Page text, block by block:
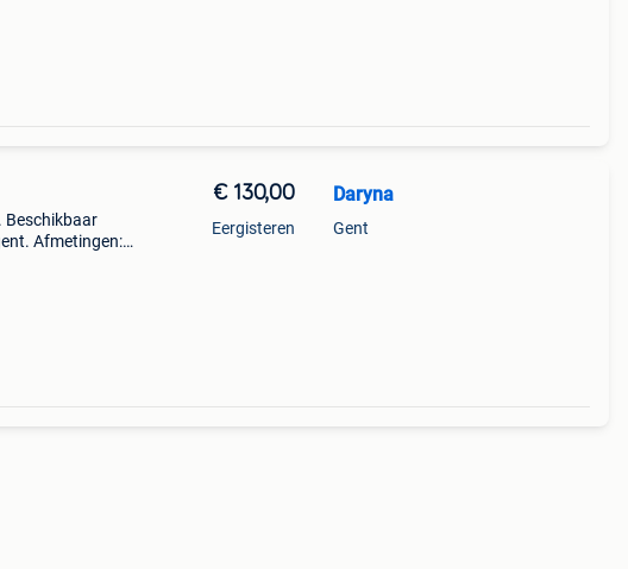
Beschikbaar
Afmetingen:
€ 130,00
Eergisteren
Daryna
Gent